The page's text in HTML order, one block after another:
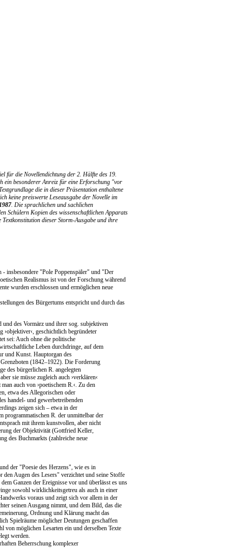
für die Novellendichtung der 2. Hälfte des 19.
ein besonderer Anreiz für eine Erforschung "vor
die in dieser Präsentation enthaltene
keine preiswerte Leseausgabe der Novelle im
. Die sprachlichen und sachlichen
Schülern Kopien des wissenschaftlichen Apparats
dieser Storm-Ausgabe und ihre
- insbesondere "Pole Poppenspäler" und "Der
Realismus ist von der Forschung während
wurden erschlossen und ermöglichen neue
des Bürgertums entspricht und durch das
des Vormärz und ihrer sog. subjektiven
geschichtlich begründeter
sei: Auch ohne die politische
Leben durchdringe, auf dem
und Kunst. Hauptorgan des
(1842–1922). Die Forderung
des bürgerlichen R. angelegten
sie müsse zugleich auch ›verklären‹
auch von ›poetischem R.‹. Zu den
etwa des Allegorischen oder
handel- und gewerbetreibenden
zeigen sich – etwa in der
programmatischen R. der unmittelbar der
mit ihrem kunstvollen, aber nicht
der Objektivität (Gottfried Keller,
des Buchmarkts (zahlreiche neue
der "Poesie des Herzens", wie es in
Augen des Lesers" verzichtet und seine Stoffe
Ganzen der Ereignisse vor und überlässt es uns
sowohl wirklichkeitsgetreu als auch in einer
voraus und zeigt sich vor allem in der
seinen Ausgang nimmt, und dem Bild, das die
Ordnung und Klärung macht das
Spielräume möglicher Deutungen geschaffen
von möglichen Lesarten ein und derselben Texte
werden.
Beherrschung komplexer